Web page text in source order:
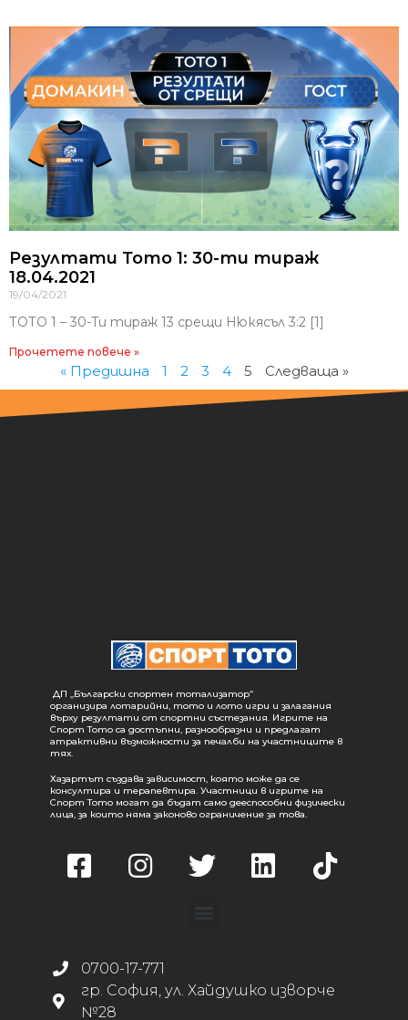
Резултати Тото 1: 30-ти тираж
18.04.2021
19/04/2021
ТОТО 1 – 30-Tи тираж 13 срещи Нюкясъл 3:2 [1]
Прочетете повече »
« Предишна 1 2 3 4 5 Следваща »
ДП „Български спортен тотализатор“
организира лотарийни, тото и лото игри и залагания
върху резултати от спортни състезания. Игрите на
Спорт Тото са достъпни, разнообразни и предлагат
атрактивни възможности за печалби на участниците в
тях.
Хазартът създава зависимост, която може да се
консултира и терапевтира. Участници в игрите на
Спорт Тото могат да бъдат само дееспособни физически
лица, за които няма законово ограничение за това.
0700-17-771
гр. София, ул. Хайдушко изворче
№28